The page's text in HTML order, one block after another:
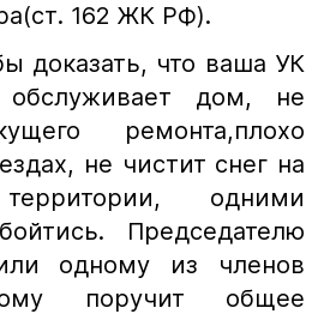
162 ЖК РФ).
доказать, что ваша УК
обслуживает дом, не
ремонта,плохо
не чистит снег на
одними
Председателю
одному из членов
поручит общее